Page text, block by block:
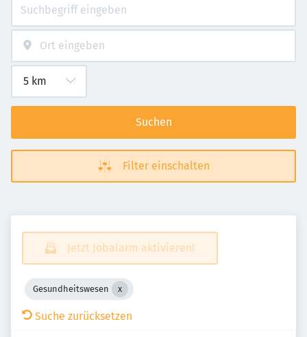
Suchen
Filter einschalten
Jetzt Jobalarm aktivieren!
Gesundheitswesen
Suche zurücksetzen